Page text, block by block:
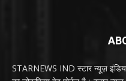
STARNEWS IND स्टार न्यूज़